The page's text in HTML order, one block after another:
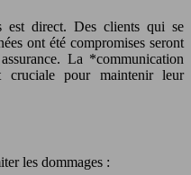
ont été compromises seront
La *communication
cruciale pour maintenir leur
les dommages :